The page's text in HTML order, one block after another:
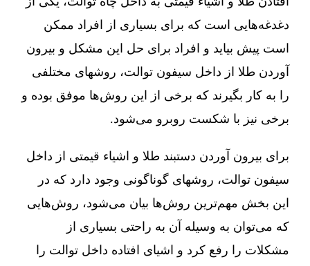
دغدغه‌هایی است که برای بسیاری از افراد ممکن
است پیش بیاید و افراد برای حل این مشکل و بیرون
آوردن طلا از داخل سیفون توالت، روشهای مختلفی
را به کار بگیرند که برخی از این روش‌ها موفق بوده و
برخی نیز با شکست روبرو می‌شود.
برای بیرون آوردن دستبند طلا و اشیاء قیمتی از داخل
سیفون توالت، روشهای گوناگونی وجود دارد که در
این بخش مهم‌ترین روش‌ها بیان می‌شود، روش‌هایی
که می‌توان به وسیله آن به راحتی بسیاری از
مشکلات را رفع کرد و اشیای افتاده داخل توالت را